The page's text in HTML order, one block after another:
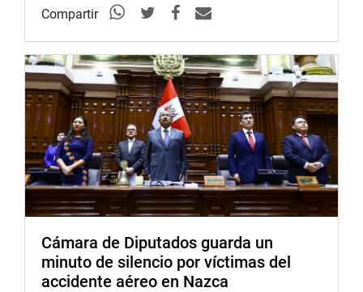
Compartir
Cámara de Diputados guarda un
minuto de silencio por víctimas del
accidente aéreo en Nazca